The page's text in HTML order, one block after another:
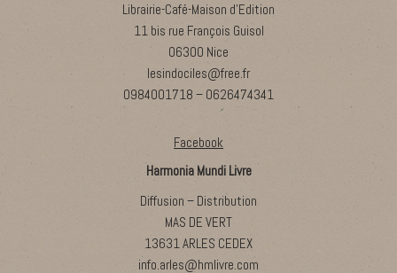
Librairie-Café-Maison d’Edition
11 bis rue François Guisol
06300 Nice
lesindociles@free.fr
0984001718 – 0626474341
Facebook
Harmonia Mundi Livre
Diffusion – Distribution
MAS DE VERT
13631 ARLES CEDEX
info.arles@hmlivre.com